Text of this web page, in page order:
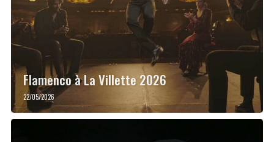
Flamenco à La Villette 2026
22/05/2026